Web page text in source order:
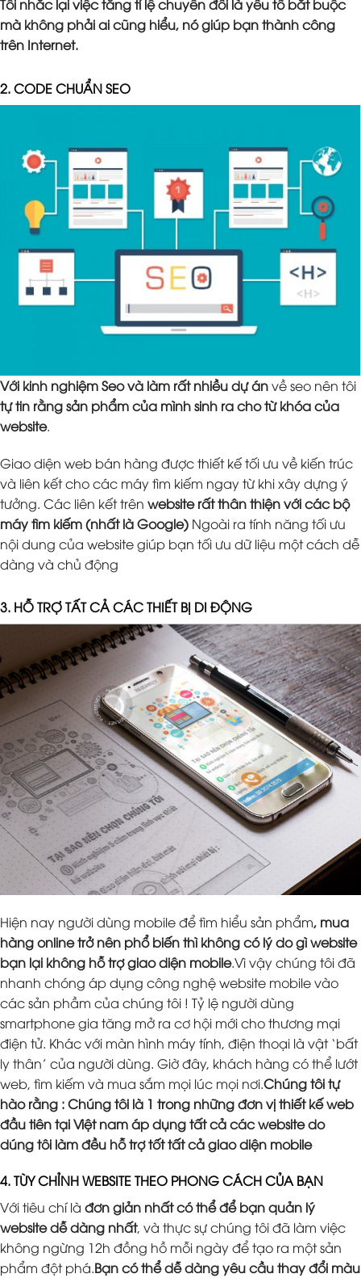
Tôi nhắc lại việc tăng tỉ lệ chuyển đổi là yếu tố bắt buộc
mà không phải ai cũng hiểu, nó giúp bạn thành công
trên Internet.
2. CODE CHUẨN SEO
Với kinh nghiệm Seo và làm rất nhiều dự ánvề seo nên tôi
tự tin rằng sản phẩm của mình sinh ra cho từ khóa của
website.
Giao diện web bán hàng được thiết kế tối ưu về kiến trúc
và liên kết cho các máy tìm kiếm ngay từ khi xây dựng ý
tưởng. Các liên kết trên website rất thân thiện với các bộ
máy tìm kiếm (nhất là Google) Ngoài ra tính năng tối ưu
nội dung của website giúp bạn tối ưu dữ liệu một cách dễ
dàng và chủ động
3. HỖ TRỢ TẤT CẢ CÁC THIẾT BỊ DI ĐỘNG
Hiện nay người dùng mobile để tìm hiểu sản phẩm, mua
hàng online trở nên phổ biến thì không có lý do gì website
bạn lại không hỗ trợ giao diện mobile.Vì vậy chúng tôi đã
nhanh chóng áp dụng công nghệ website mobile vào
các sản phầm của chúng tôi ! Tỷ lệ người dùng
smartphone gia tăng mở ra cơ hội mới cho thương mại
điện tử. Khác với màn hình máy tính, điện thoại là vật ‘bất
ly thân’ của người dùng. Giờ đây, khách hàng có thể lướt
web, tìm kiếm và mua sắm mọi lúc mọi nơi.Chúng tôi tự
hào rằng : Chúng tôi là 1 trong những đơn vị thiết kế web
đầu tiên tại Việt nam áp dụng tất cả các website do
dúng tôi làm đều hỗ trợ tốt tất cả giao diện mobile
4. TÙY CHỈNH WEBSITE THEO PHONG CÁCH CỦA BẠN
Với tiêu chí là đơn giản nhất có thể để bạn quản lý
website dễ dàng nhất, và thực sự chúng tôi đã làm việc
không ngừng 12h đồng hồ mỗi ngày để tạo ra một sản
phẩm đột phá.Bạn có thể dễ dàng yêu cầu thay đổi màu